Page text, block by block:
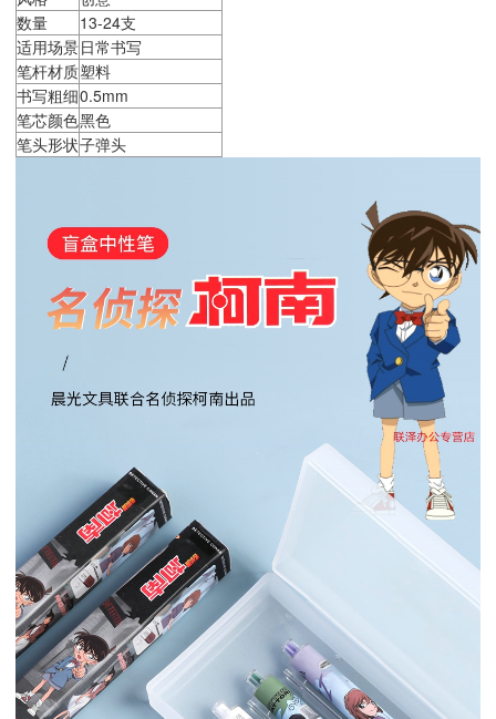
数量
13-24支
适用场景日常书写
笔杆材质塑料
书写粗细0.5mm
笔芯颜色黑色
笔头形状子弹头